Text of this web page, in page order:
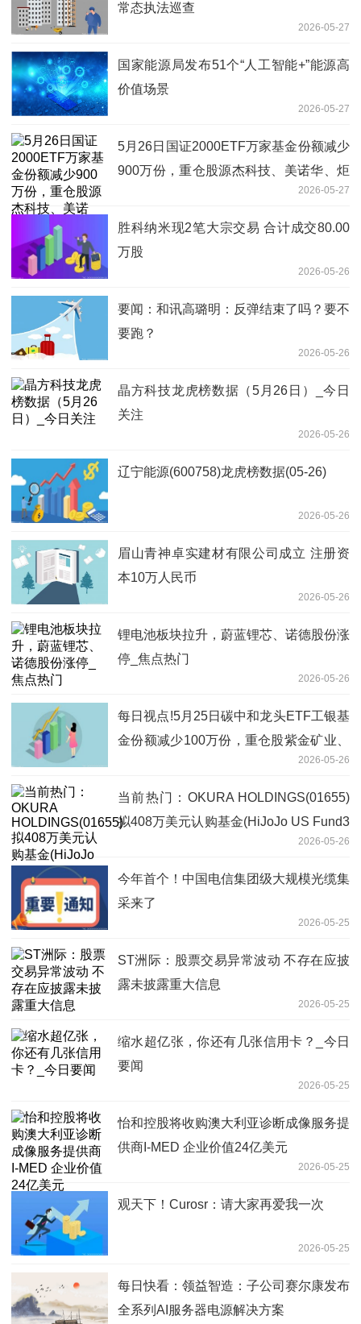
常态执法巡查
2026-05-27
国家能源局发布51个“人工智能+”能源高
价值场景
2026-05-27
5月26日国证2000ETF万家基金份额减少
900万份，重仓股源杰科技、美诺华、炬
2026-05-27
胜科纳米现2笔大宗交易 合计成交80.00
万股
2026-05-26
要闻：和讯高璐明：反弹结束了吗？要不
要跑？
2026-05-26
晶方科技龙虎榜数据（5月26日）_今日
关注
2026-05-26
辽宁能源(600758)龙虎榜数据(05-26)
2026-05-26
眉山青神卓实建材有限公司成立 注册资
本10万人民币
2026-05-26
锂电池板块拉升，蔚蓝锂芯、诺德股份涨
停_焦点热门
2026-05-26
每日视点!5月25日碳中和龙头ETF工银基
金份额减少100万份，重仓股紫金矿业、
2026-05-26
当前热门：OKURA HOLDINGS(01655)
拟408万美元认购基金(HiJoJo US Fund3
2026-05-26
今年首个！中国电信集团级大规模光缆集
采来了
2026-05-25
ST洲际：股票交易异常波动 不存在应披
露未披露重大信息
2026-05-25
缩水超亿张，你还有几张信用卡？_今日
要闻
2026-05-25
怡和控股将收购澳大利亚诊断成像服务提
供商I-MED 企业价值24亿美元
2026-05-25
观天下！Curosr：请大家再爱我一次
2026-05-25
每日快看：领益智造：子公司赛尔康发布
全系列AI服务器电源解决方案